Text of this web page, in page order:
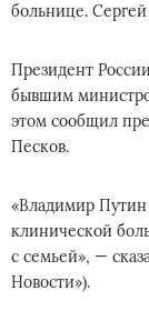
больнице.
Президент
бывшим
этом сообщил
Песков.
«Владимир
клинической
с семьей», —
Новости»).